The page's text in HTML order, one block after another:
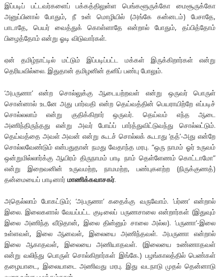
இப்படிப் பட்டவர்களைப் பக்கத்திலுள்ள பெங்களூருக்கோ மைசூருக்கோ
அனுப்பினால் போதும், நீ உன் மொழியில் (அங்கே கன்னடம்) பேசாதே,
பாடாதே, பெயர் வைத்துக் கொள்ளாதே என்றால் போதும், தப்பித்தோம்
பிழைத்தோம் என்று ஓடி விடுவார்கள்.
ஏன் தமிழ்நாட்டில் மட்டும் இப்படிப்பட்ட மக்கள் இருக்கிறார்கள் என்று
தெரியவில்லை. இதுதான் தமிழனின் தனிப் பண்பு போலும்.
‘அபருணா’ என்ற சொல்லுக்கு ஆடையற்றவள் என்று ஒருவர் பொருள்
சொன்னால் உடனே அது பார்வதி என்ற தெய்வத்தின் பெயராயிற்றே எப்படிச்
சொல்லலாம் என்று குதிக்கிறார் ஒருவர். தெய்வம் எந்த ஆடை
அணிந்திருந்தது என்று அவர் போய்ப் பார்த்துவிட்டுவந்து சொல்லட்டும்.
தெய்வத்தை அவள் அவன் என்று கூடச் சொல்லக் கூடாது ‘தத்’-அது என்றே
சொல்லவேண்டும் என்பதுதான் நமது வேதாந்த மரபு. “ஒரு நாமம் ஓர் உருவம்
ஒன்றுமில்லார்க்கு ஆயிரம் திருநாமம் பாடி நாம் தெள்ளேணம் கொட்டாமோ”
என்று இறைவனின் உருவமற்ற, நாமமற்ற, பண்புகளற்ற (நிருக்குணத்)
தன்மையைப் பாடினார் மாணிக்கவாசகர்.
அதெல்லாம் போகட்டும்; ‘அபருணா’ கதைக்கு வருவோம். ‘பர்ண’ என்றால்
இலை. இலைகளால் வேயப்பட்ட குடிலைப் பருணசாலை என்றார்கள் (இதுவும்
இலை அணிந்த வீடுதான், இலை தின்னும் சாலை அல்ல). ‘பருணா’-இலை
உள்ளவள், இலை ஆனவள், இலையை அணிந்தவள். அபருணா என்றால்
இலை ஆகாதவள், இலையை அணியாதவள். (இலையை உண்ணாதவள்
என்று வலிந்து பொருள் சொல்கிறார்கள் இங்கே.) பழங்காலத்தில் பெண்கள்
தழையாடை, இலையாடை அணிவது மரபு. இது வடநாடு முதல் தென்னாடு